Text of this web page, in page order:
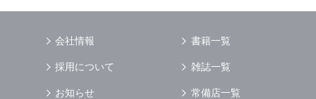
会社情報
採用について
お知らせ
書籍一覧
雑誌一覧
常備店一覧